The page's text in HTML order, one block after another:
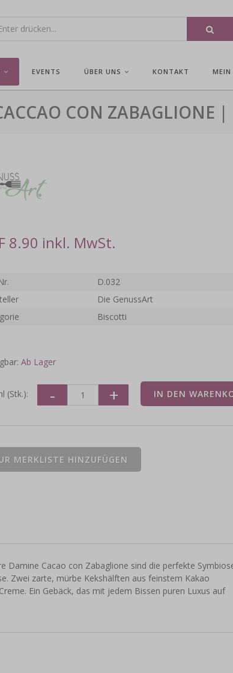
EVENTS ÜBER UNS KONTAKT
CON ZABAGLIONE |
8.90 inkl. MwSt.
D.032
Die GenussArt
Biscotti
Ab Lager
(Stk.):
Damine Cacao con Zabaglione sind die perfekte
Zwei zarte, mürbe Kekshälften aus feinstem Kakao
Ein Gebäck, das mit jedem Bissen puren Luxus auf